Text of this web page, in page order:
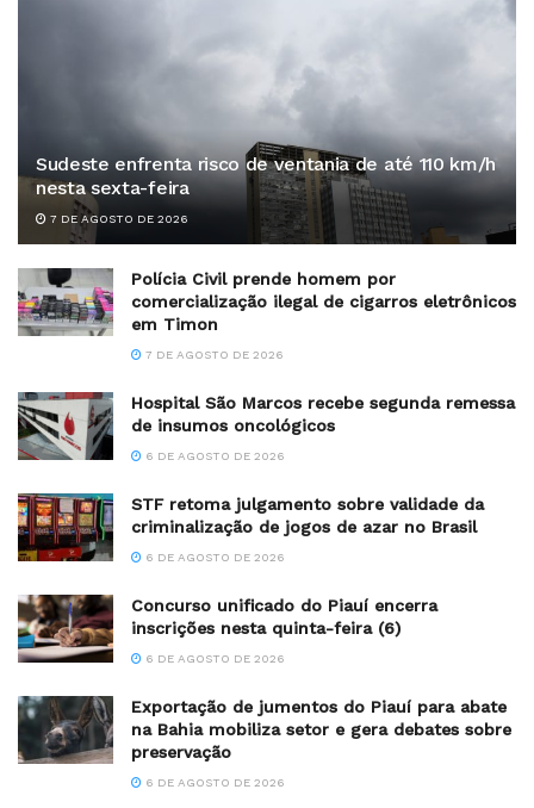
Sudeste enfrenta risco de ventania de até 110 km/h
nesta sexta-feira
7 DE AGOSTO DE 2026
Polícia Civil prende homem por
comercialização ilegal de cigarros eletrônicos
em Timon
7 DE AGOSTO DE 2026
Hospital São Marcos recebe segunda remessa
de insumos oncológicos
6 DE AGOSTO DE 2026
STF retoma julgamento sobre validade da
criminalização de jogos de azar no Brasil
6 DE AGOSTO DE 2026
Concurso unificado do Piauí encerra
inscrições nesta quinta-feira (6)
6 DE AGOSTO DE 2026
Exportação de jumentos do Piauí para abate
na Bahia mobiliza setor e gera debates sobre
preservação
6 DE AGOSTO DE 2026